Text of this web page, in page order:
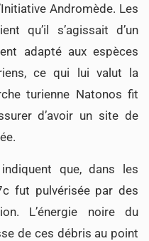
Andromède. Les
qu’il s’agissait d’un
adapté aux espèces
ce qui lui valut la
turienne Natonos fit
d’avoir un site de
que, dans les
fut pulvérisée par des
L’énergie noire du
de ces débris au point